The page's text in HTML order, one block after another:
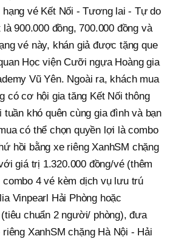
vé Kết Nối - Tương lai - Tự do
900.000 đồng, 700.000 đồng và
vé này, khán giả được tặng que
Học viện Cưỡi ngựa Hoàng gia
Vũ Yên. Ngoài ra, khách mua
có cơ hội gia tăng Kết Nối thông
khó quên cùng gia đình và bạn
có thể chọn quyền lợi là combo
hồi bằng xe riêng XanhSM chặng
giá trị 1.320.000 đồng/vé (thêm
combo 4 vé kèm dịch vụ lưu trú
Vinpearl Hải Phòng hoặc
chuẩn 2 người/ phòng), đưa
XanhSM chặng Hà Nội - Hải